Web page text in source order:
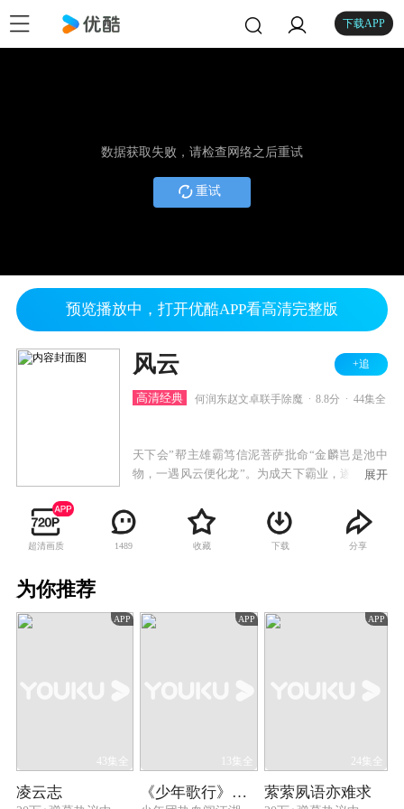
下载APP
数据获取失败，请检查网络之后重试
重试
预览播放中，打开优酷APP看高清完整版
风云 +追
高清经典 何润东赵文卓联手除魔 8.8分 44集全
天下会”帮主雄霸笃信泥菩萨批命“金麟岂是池中
物，一遇风云便化龙”。为成天下霸业，遂收步惊
只能充当杂役，心怀不服的断浪不久即投奔堪
与“天下会”匹敌的“无双城”。聂风受命雄霸入"无
双城"密探，与侠女明月在较量中互生情愫，聂风
展开
超清画质 1489 收藏 下载 分享
为你推荐
APP
43集全
凌云志
APP
13集全
《少年歌行》回顾特辑
APP
24集全
萦萦夙语亦难求